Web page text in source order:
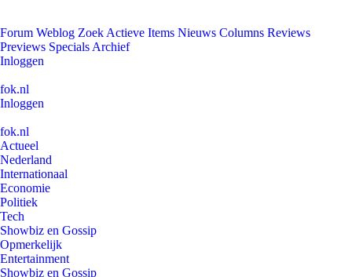
Forum Weblog Zoek Actieve Items Nieuws Columns Reviews
Previews Specials Archief
Inloggen
fok.nl
Inloggen
fok.nl
Actueel
Nederland
Internationaal
Economie
Politiek
Tech
Showbiz en Gossip
Opmerkelijk
Entertainment
Showbiz en Gossip